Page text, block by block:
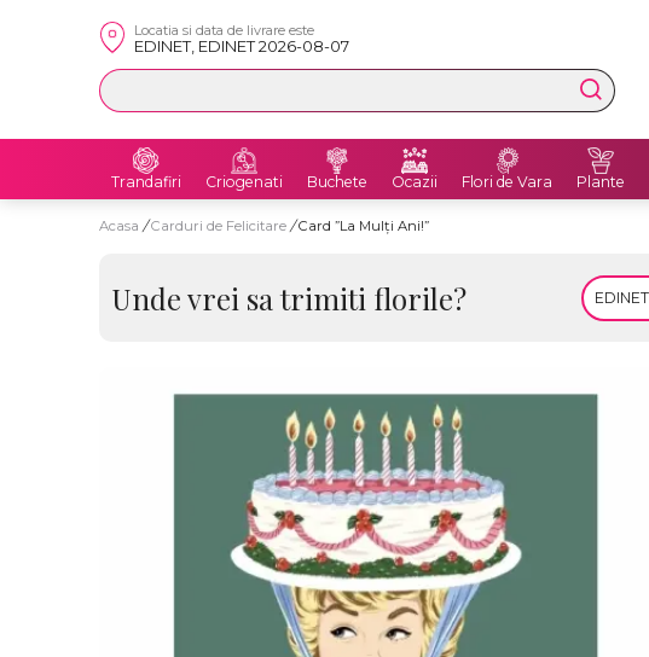
Locatia si data de livrare este
EDINET, EDINET 2026-08-07
Trandafiri Criogenati Buchete Ocazii Flori de Vara Plante
Acasa / Carduri de Felicitare / Card ”La Mulți Ani!”
Unde vrei sa trimiti florile?